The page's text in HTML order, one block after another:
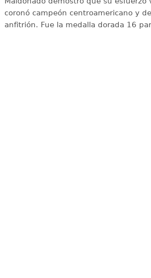
coronó campeón centroamericano y
anfitrión. Fue la medalla dorada 16